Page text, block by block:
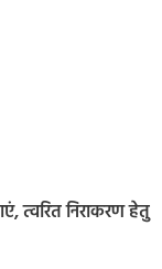
त्वरित निराकरण हेतु